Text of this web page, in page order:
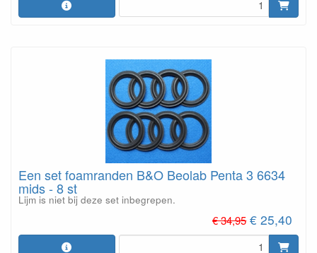
Een set foamranden B&O Beolab Penta 3 6634
mids - 8 st
Lijm is niet bij deze set inbegrepen.
€ 34,95 € 25,40